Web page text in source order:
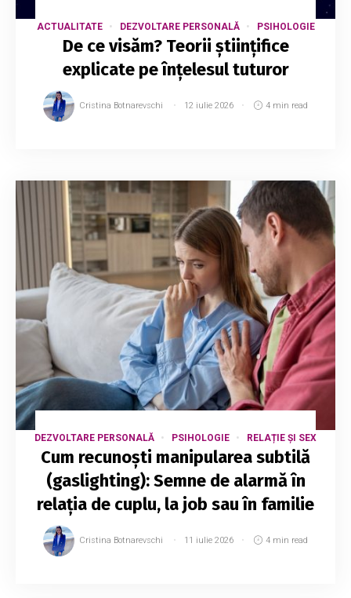
ACTUALITATE DEZVOLTARE PERSONALĂ PSIHOLOGIE
De ce visăm? Teorii științifice
explicate pe înțelesul tuturor
Cristina Botnarevschi 12 iulie 2026 4 min read
DEZVOLTARE PERSONALĂ PSIHOLOGIE RELAȚIE ȘI SEX
Cum recunoști manipularea subtilă
(gaslighting): Semne de alarmă în
relația de cuplu, la job sau în familie
Cristina Botnarevschi 11 iulie 2026 4 min read